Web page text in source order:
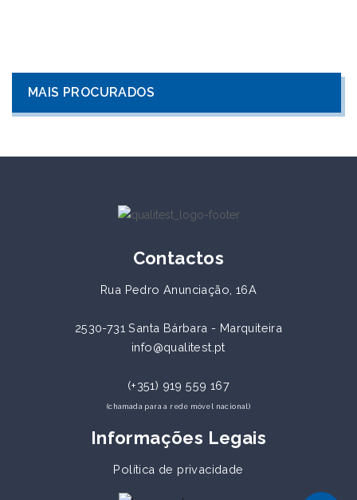
MAIS PROCURADOS
Contactos
Rua Pedro Anunciação, 16A
2530-731 Santa Bárbara - Marquiteira
info@qualitest.pt
(+351) 919 559 167
(chamada para a rede móvel nacional)
Informações Legais
Política de privacidade